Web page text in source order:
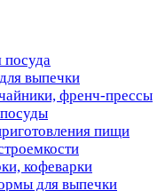
посуда
выпечки
френч-прессы
пищи
кофеварки
для выпечки